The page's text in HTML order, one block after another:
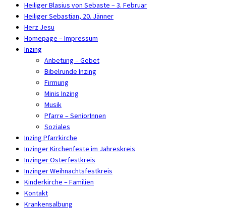
Heiliger Blasius von Sebaste – 3. Februar
Heiliger Sebastian, 20. Jänner
Herz Jesu
Homepage – Impressum
Inzing
Anbetung – Gebet
Bibelrunde Inzing
Firmung
Minis Inzing
Musik
Pfarre – SeniorInnen
Soziales
Inzing Pfarrkirche
Inzinger Kirchenfeste im Jahreskreis
Inzinger Osterfestkreis
Inzinger Weihnachtsfestkreis
Kinderkirche – Familien
Kontakt
Krankensalbung